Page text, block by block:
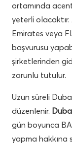
ortamında
yeterli
Emirates veya
başvurusu
şirketlerinden
zorunlu tutulur.
Uzun süreli
düzenlenir.
gün boyunca
yapma hakkına